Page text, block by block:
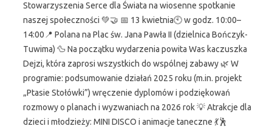
Stowarzyszenia Serce dla Świata na wiosenne spotkanie
naszej społeczności 💚🤝 📅 13 kwietnia🕙 w godz. 10:00–
14:00📍 Polana na Plac św. Jana Pawła II (dzielnica Bończyk-
Tuwima) 🦆 Na początku wydarzenia powita Was kaczuszka
Dejzi, która zaprosi wszystkich do wspólnej zabawy 🌿 W
programie: podsumowanie działań 2025 roku (m.in. projekt
„Ptasie Stołówki”) wręczenie dyplomów i podziękowań
rozmowy o planach i wyzwaniach na 2026 rok 💡 Atrakcje dla
dzieci i młodzieży: MINI DISCO i animacje taneczne 💃🕺